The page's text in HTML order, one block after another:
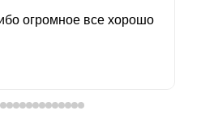
огромное все хорошо